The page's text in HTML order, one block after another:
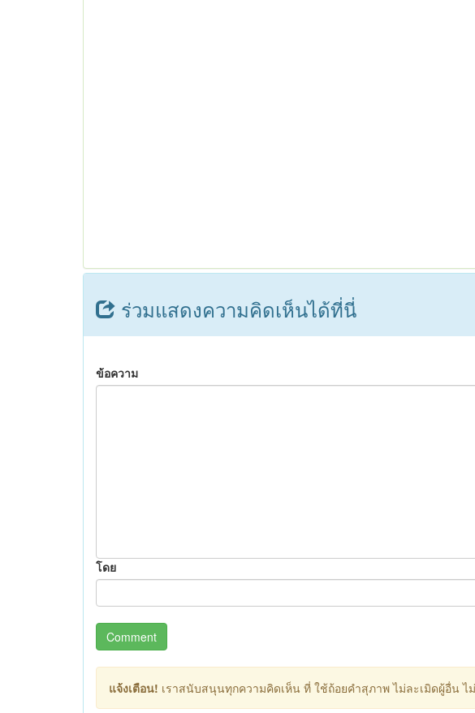
ร่วมแสดงความคิดเห็นได้ที่นี่
ข้อความ
โดย
Comment
แจ้งเตือน! เราสนับสนุนทุกความคิดเห็น ที่ ใช้ถ้อยคำสุภาพ ไม่ละเมิดผู้อื่น ไ